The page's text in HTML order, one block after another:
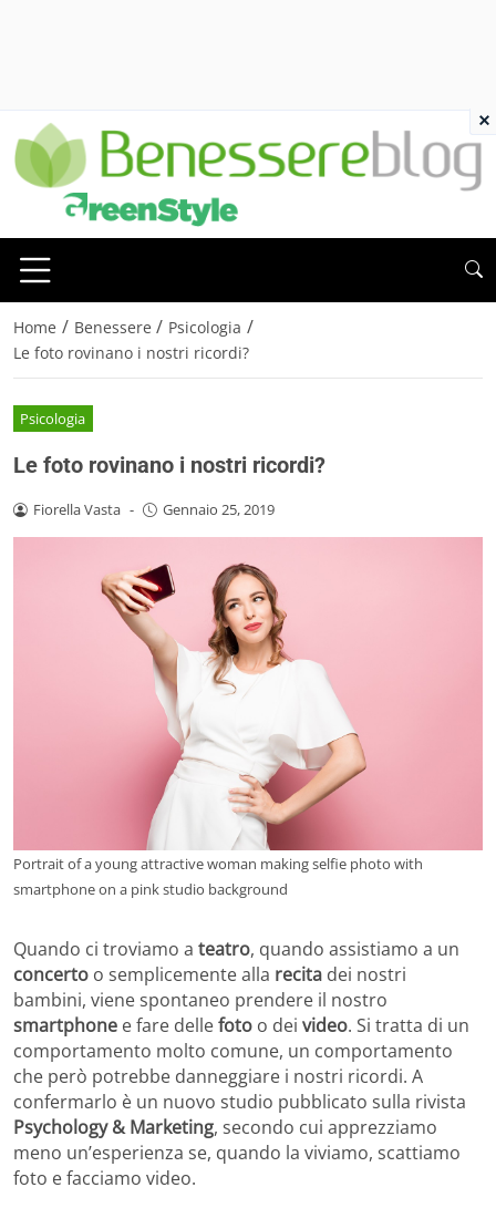
Home / Benessere / Psicologia /
Le foto rovinano i nostri ricordi?
Psicologia
Le foto rovinano i nostri ricordi?
Fiorella Vasta - Gennaio 25, 2019
Portrait of a young attractive woman making selfie photo with
smartphone on a pink studio background
Quando ci troviamo a teatro, quando assistiamo a un
concerto o semplicemente alla recita dei nostri
bambini, viene spontaneo prendere il nostro
smartphone e fare dellefoto o dei video. Si tratta di un
comportamento molto comune, un comportamento
che però potrebbe danneggiare i nostri ricordi. A
confermarlo è un nuovo studio pubblicato sulla rivista
Psychology & Marketing, secondo cui apprezziamo
meno un’esperienza se, quando la viviamo, scattiamo
foto e facciamo video.
×